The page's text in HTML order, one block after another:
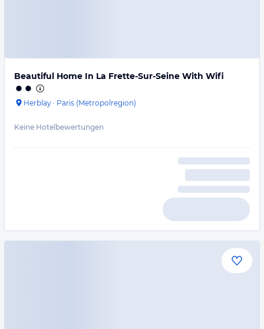
Beautiful Home In La Frette-Sur-Seine With Wifi
Herblay · Paris (Metropolregion)
Keine Hotelbewertungen